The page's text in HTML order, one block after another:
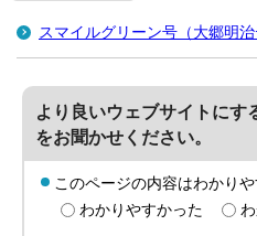
スマイルグリーン号（大郷明
より良いウェブサイトにす
をお聞かせください。
このページの内容はわかり
わかりやすかった